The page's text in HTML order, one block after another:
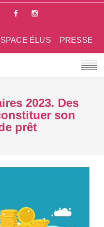
PRESSE
ÉLUS
2023. Des
son
prêt